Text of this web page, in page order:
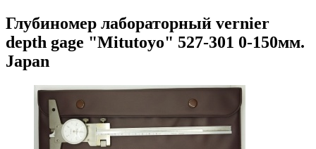
Глубиномер лабораторный vernier
depth gage "Mitutoyo" 527-301 0-150мм.
Japan